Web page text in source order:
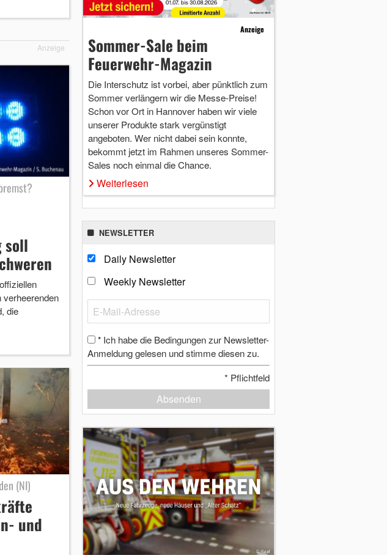
Anzeige
soll
verheerenden
die
(NI)
und
Anzeige
Sommer-Sale beim
Feuerwehr-Magazin
Die Interschutz ist vorbei, aber pünktlich zum
Sommer verlängern wir die Messe-Preise!
Schon vor Ort in Hannover haben wir viele
unserer Produkte stark vergünstigt
angeboten. Wer nicht dabei sein konnte,
bekommt jetzt im Rahmen unseres Sommer-
Sales noch einmal die Chance.
Weiterlesen
NEWSLETTER
Daily Newsletter
Weekly Newsletter
* Ich habe die Bedingungen zur Newsletter-
Anmeldung gelesen und stimme diesen zu.
* Pflichtfeld
Absenden